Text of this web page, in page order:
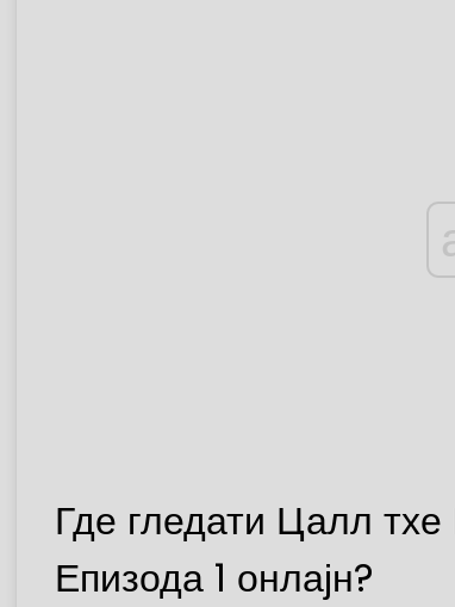
Где гледати Цалл
Епизода 1 онлајн?